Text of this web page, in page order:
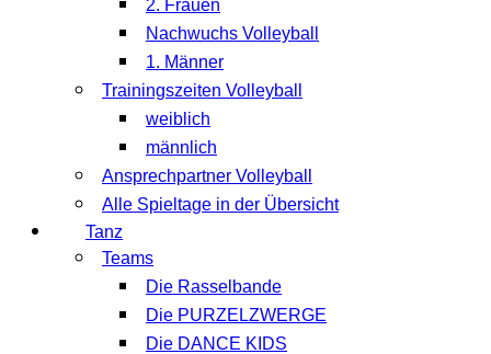
2. Frauen
Nachwuchs Volleyball
1. Männer
Trainingszeiten Volleyball
weiblich
männlich
Ansprechpartner Volleyball
Alle Spieltage in der Übersicht
Tanz
Teams
Die Rasselbande
Die PURZELZWERGE
Die DANCE KIDS